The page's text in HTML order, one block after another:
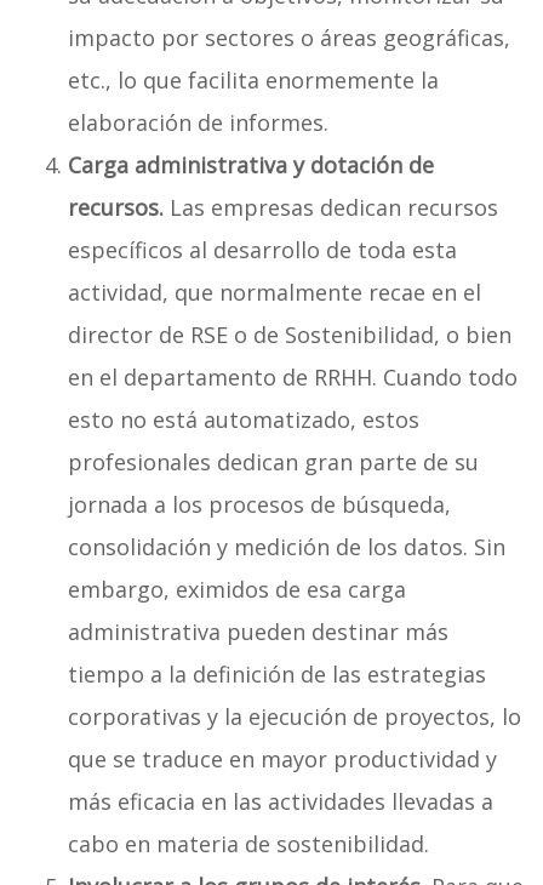
impacto por sectores o áreas geográficas,
etc., lo que facilita enormemente la
elaboración de informes.
Carga administrativa y dotación de
recursos. Las empresas dedican recursos
específicos al desarrollo de toda esta
actividad, que normalmente recae en el
director de RSE o de Sostenibilidad, o bien
en el departamento de RRHH. Cuando todo
esto no está automatizado, estos
profesionales dedican gran parte de su
jornada a los procesos de búsqueda,
consolidación y medición de los datos. Sin
embargo, eximidos de esa carga
administrativa pueden destinar más
tiempo a la definición de las estrategias
corporativas y la ejecución de proyectos, lo
que se traduce en mayor productividad y
más eficacia en las actividades llevadas a
cabo en materia de sostenibilidad.